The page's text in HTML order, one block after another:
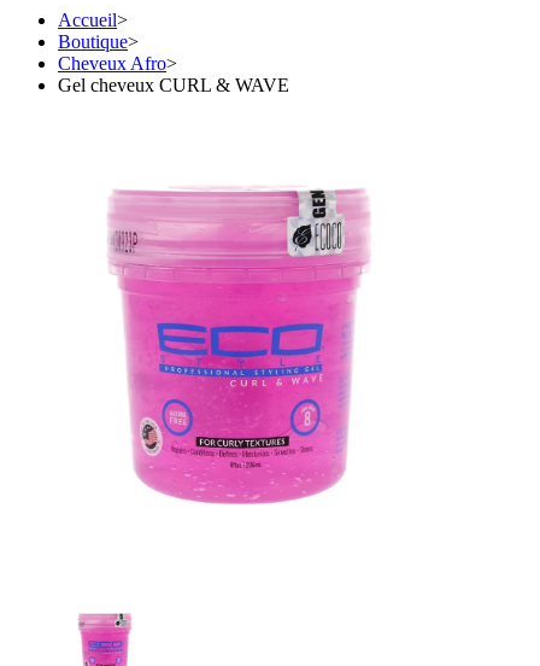
Accueil>
Boutique>
Cheveux Afro>
Gel cheveux CURL & WAVE